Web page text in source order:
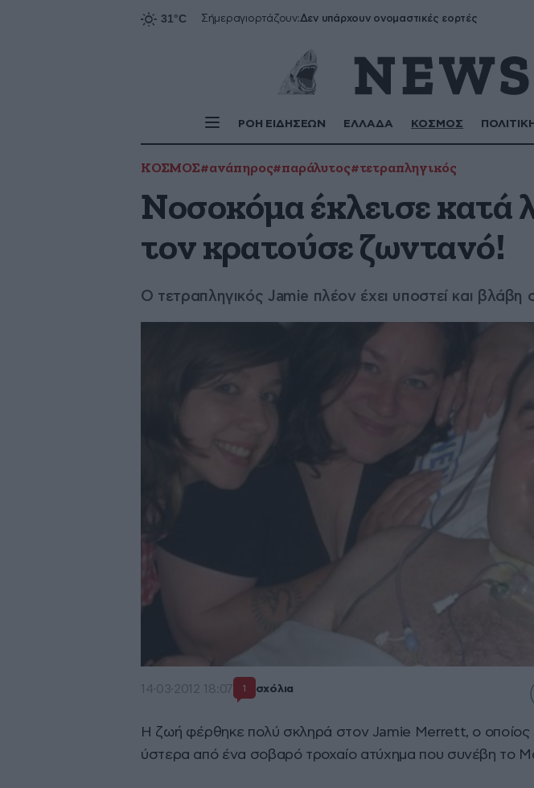
Σήμεραγιορτάζουν:Δεν υπάρχουν ονομαστικές εορτές
ΡΟΗ ΕΙΔΗΣΕΩΝ ΕΛΛΑΔΑ ΚΟΣΜΟΣ ΠΟΛΙΤΙΚΗ
ΚΟΣΜΟΣ#ανάπηρος#παράλυτος#τετραπληγικός
Νοσοκόμα έκλεισε κατά
τον κρατούσε ζωντανό!
Ο τετραπληγικός Jamie πλέον έχει υποστεί και βλάβη
14·03·2012 18:07 1 σχόλια
Η ζωή φέρθηκε πολύ σκληρά στον Jamie Merrett, ο οποίος
ύστερα από ένα σοβαρό τροχαίο ατύχημα που συνέβη το